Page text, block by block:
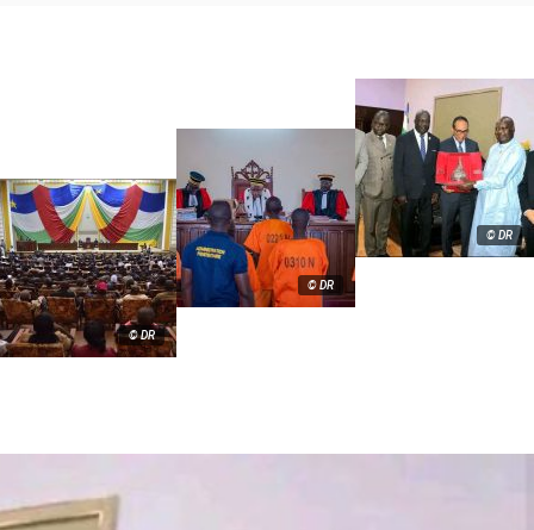
© DR
© DR
© DR